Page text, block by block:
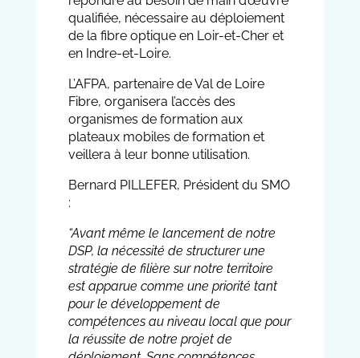
qualifiée, nécessaire au déploiement
de la fibre optique en Loir-et-Cher et
en Indre-et-Loire.
L’AFPA, partenaire de Val de Loire
Fibre, organisera l’accès des
organismes de formation aux
plateaux mobiles de formation et
veillera à leur bonne utilisation.
Bernard PILLEFER, Président du SMO
:
“Avant même le lancement de notre
DSP, la nécessité de structurer une
stratégie de filière sur notre territoire
est apparue comme une priorité tant
pour le développement de
compétences au niveau local que pour
la réussite de notre projet de